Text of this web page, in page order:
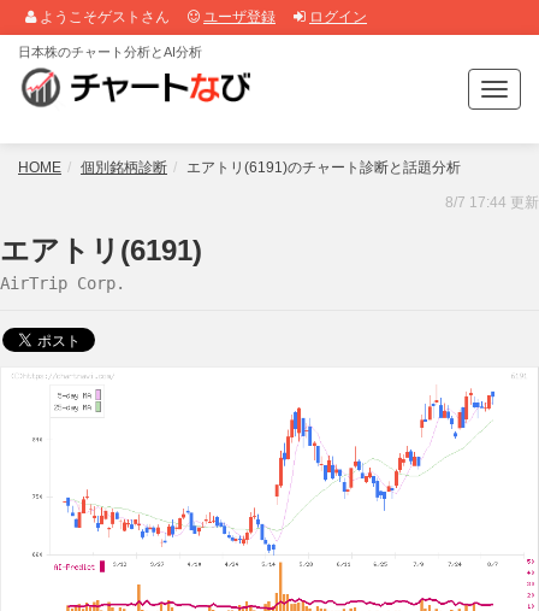
ようこそゲストさん ユーザ登録 ログイン
T
o
g
e
日本株のチャート分析とAI分析
HOME 個別銘柄診断 エアトリ(6191)のチャート診断と話題分析
8/7 17:44 更新
エアトリ(6191)
AirTrip Corp.